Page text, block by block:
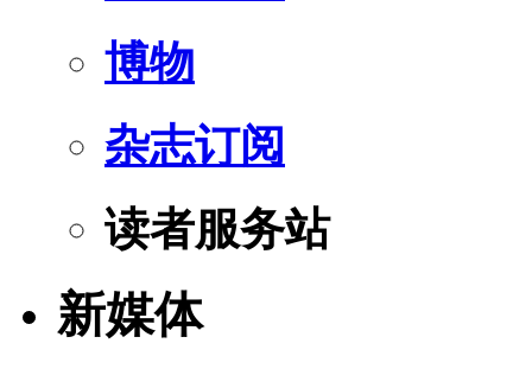
博物
杂志订阅
读者服务站
新媒体